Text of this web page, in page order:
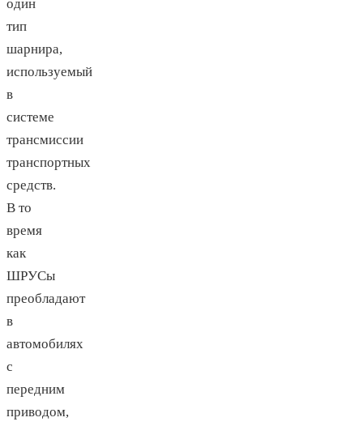
один
тип
шарнира,
используемый
в
системе
трансмиссии
транспортных
средств.
В то
время
как
ШРУСы
преобладают
в
автомобилях
с
передним
приводом,